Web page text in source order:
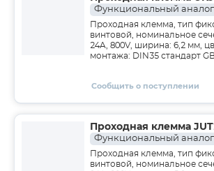
Функциональный аналог
Проходная клемма, тип
винтовой, номинальное
24A, 800V, ширина: 6,2 мм,
монтажа: DIN35 стандарт
Сообщить о поступлении
Проходная клемма
Функциональный аналог
Проходная клемма, тип
винтовой, номинальное